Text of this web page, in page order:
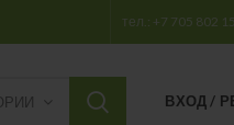
тел.: +7 705 802
ВХОД /